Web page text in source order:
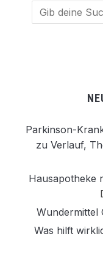
Parkinson-
zu Verlauf,
Hausapotheke
Wundermittel
Was hilft